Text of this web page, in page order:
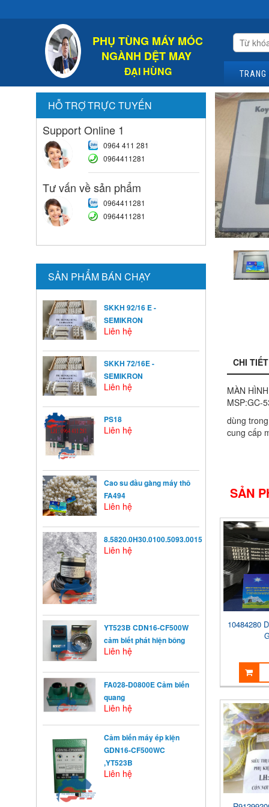
Chào
PHỤ TÙNG MÁY MÓC
NGÀNH DỆT MAY
ĐẠI HÙNG TRANG
HỖ TRỢ TRỰC TUYẾN
Support Online 1
0964 411 281
0964411281
Tư vấn về sản phẩm
0964411281
0964411281
SẢN PHẨM BÁN CHẠY
SKKH 92/16 E -
SEMIKRON
Liên hệ
SKKH 72/16E -
SEMIKRON
Liên hệ
PS18
Liên hệ
Cao su đầu gàng máy thô
FA494
Liên hệ
8.5820.0H30.0100.5093.0015
Liên hệ
YT523B CDN16-CF500W
cảm biết phát hiện bông
Liên hệ
FA028-D0800E Cảm biến
quang
Liên hệ
Cảm biến máy ép kiện
GDN16-CF500WC
,YT523B
Liên hệ
KHỞI ĐỘNG TỪ LÀ GÌ?
Khởi động từ (KĐT) là một loại
khí cụ điện dùng ...
NGUYÊN NHÂN ẢNH
HƯỞNG ĐẾN VIỆC TĂNG
CHI TIẾT
MÀN
MSP:GC-
dùng
cung cấp
SẢN
10484280